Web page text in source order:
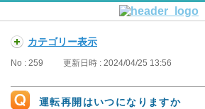
カテゴリー表示
No : 259 更新日時 : 2024/04/25 13:56
運転再開はいつになりますか